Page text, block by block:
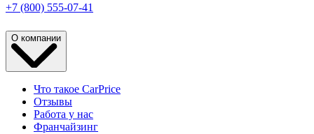
+7 (800) 555-07-41
О компании
Что такое CarPrice
Отзывы
Работа у нас
Франчайзинг